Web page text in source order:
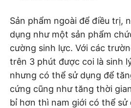
Sản phẩm ngoài để điều trị,
dụng như một sản phẩm
cường sinh lực. Với các
trên 3 phút được coi là sinh
nhưng có thể sử dụng để
cứng cũng như tăng thời
bỉ hơn thì nam giới có thể sử